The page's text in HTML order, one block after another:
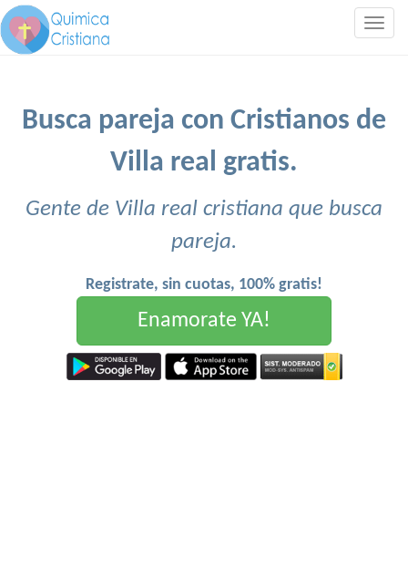
Busca pareja con Cristianos de
Villa real gratis.
Gente de Villa real cristiana que busca
pareja.
Registrate, sin cuotas, 100% gratis!
Enamorate YA!